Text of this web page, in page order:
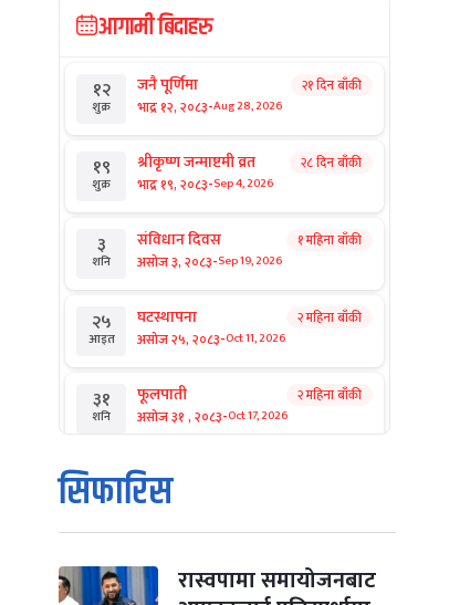
आगामी बिदाहरु
१२
शुक्र
जनै पूर्णिमा
भाद्र १२, २०८३-Aug 28, 2026
२१ दिन बाँकी
१९
शुक्र
श्रीकृष्ण जन्माष्टमी व्रत
भाद्र १९, २०८३-Sep 4, 2026
२८ दिन बाँकी
३
शनि
संविधान दिवस
असोज ३, २०८३-Sep 19, 2026
१ महिना बाँकी
२५
आइत
घटस्थापना
असोज २५, २०८३-Oct 11, 2026
२ महिना बाँकी
३१
शनि
फूलपाती
असोज ३१ , २०८३-Oct 17, 2026
२ महिना बाँकी
१
आइत
कार्तिक सङ्क्रान्ति
कार्तिक १, २०८३
मंगल कार्तिक ३, २०८३-Oct 20, 2026
सिफारिस
रास्वपामा समायोजनबाट